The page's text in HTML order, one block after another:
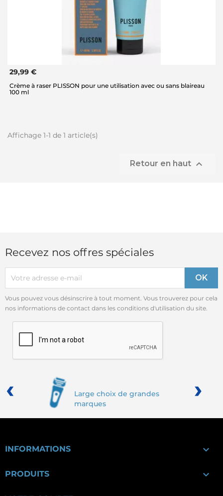
29,99 €
Crème à raser PLISSON pour une utilisation avec ou sans blaireau
100 ml
Affichage 1-1 de 1 article(s)
Retour en haut 
Recevez nos offres spéciales
Vous pouvez vous désinscrire à tout moment. Vous trouverez pour cela
nos informations de contact dans les conditions d'utilisation du site.
Large choix de grandes
marques
‹ ›
INFORMATIONS 
PRODUITS 